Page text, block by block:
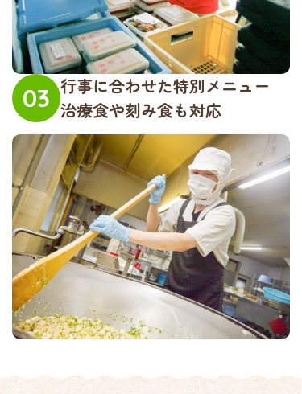
03 行事に合わせた特別メニュー
治療食や刻み食も対応